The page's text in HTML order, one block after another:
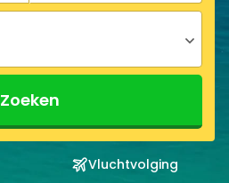
Zoeken
Vluchtvolging